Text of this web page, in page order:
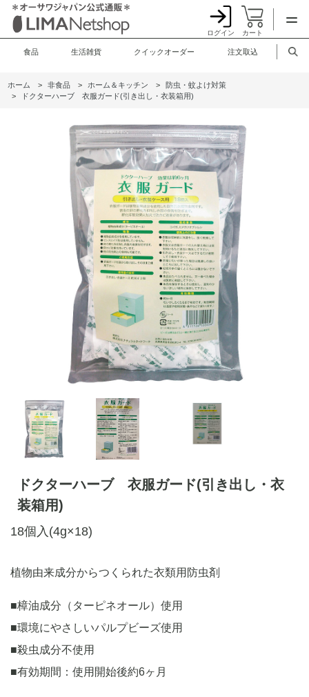
ログイン カート
食品 生活雑貨 クイックオーダー 注文取込
ホーム > 非食品 > ホーム＆キッチン >
防虫・蚊よけ対策
>
ドクターハーブ 衣服ガード(引き出し・衣装箱用)
ドクターハーブ 衣服ガード(引き出し・衣
装箱用)
18個入(4g×18)
植物由来成分からつくられた衣類用防虫剤
■樟油成分（ターピネオール）使用
■環境にやさしいパルプビーズ使用
■殺虫成分不使用
■有効期間：使用開始後約6ヶ月